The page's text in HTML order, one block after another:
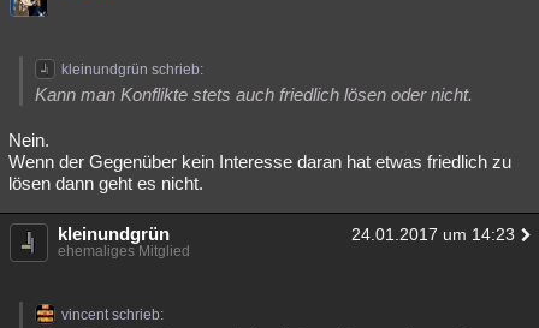
kleinundgrün schrieb:
Kann man Konflikte stets auch friedlich lösen oder nicht.
Nein.
Wenn der Gegenüber kein Interesse daran hat etwas friedlich zu
lösen dann geht es nicht.
kleinundgrün 24.01.2017 um 14:23
ehemaliges Mitglied
vincent schrieb: